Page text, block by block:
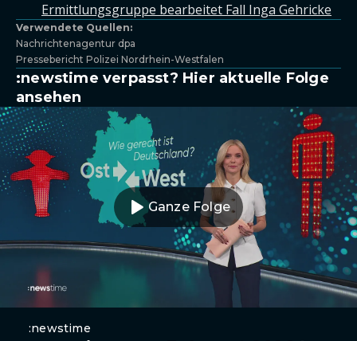
Ermittlungsgruppe bearbeitet Fall Inga Gehricke
Verwendete Quellen:
Nachrichtenagentur dpa
Pressebericht Polizei Nordrhein-Westfalen
:newstime verpasst? Hier aktuelle Folge
ansehen
Ganze Folge
:newstime